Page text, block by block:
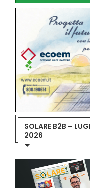
SOLARE B2B –
2026